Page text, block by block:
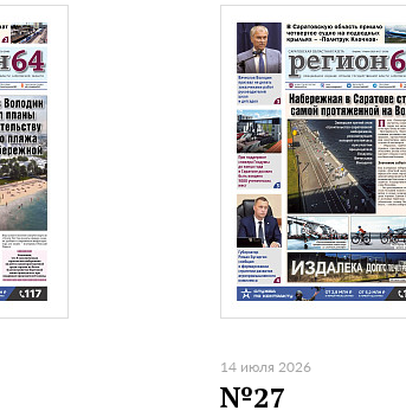
14 июля 2026
№27